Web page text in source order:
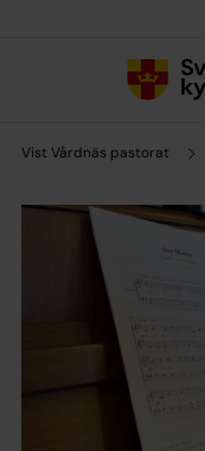
Vist Vårdnäs pastorat